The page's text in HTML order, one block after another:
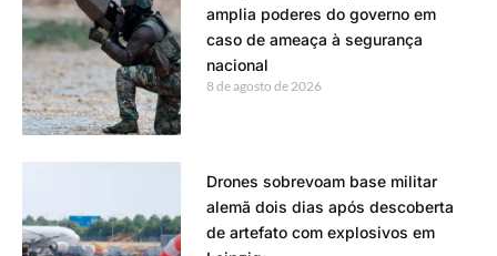
amplia poderes do governo em
caso de ameaça à segurança
nacional
8 de agosto de 2026
Drones sobrevoam base militar
alemã dois dias após descoberta
de artefato com explosivos em